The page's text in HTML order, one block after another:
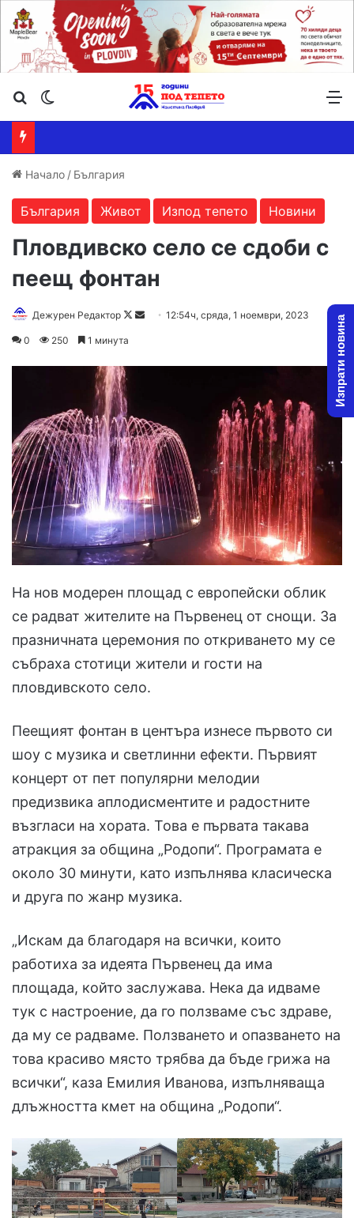
Търсене ...
Начало / България
България Живот Изпод тепето Новини
Пловдивско село се сдоби с
пеещ фонтан
Дежурен Редактор
Follow
Send12:54ч, сряда, 1 ноември, 2023
0 250 1 минута
На нов модерен площад с европейски облик
се радват жителите на Първенец от снощи. За
празничната церемония по откриването му се
събраха стотици жители и гости на
пловдивското село.
Пеещият фонтан в центъра изнесе първото си
шоу с музика и светлинни ефекти. Първият
концерт от пет популярни мелодии
предизвика аплодисментите и радостните
възгласи на хората. Това е първата такава
атракция за община „Родопи“. Програмата е
около 30 минути, като изпълнява класическа
и друга по жанр музика.
„Искам да благодаря на всички, които
работиха за идеята Първенец да има
площада, който заслужава. Нека да идваме
тук с настроение, да го ползваме със здраве,
да му се радваме. Ползването и опазването на
това красиво място трябва да бъде грижа на
всички“, каза Емилия Иванова, изпълняваща
длъжността кмет на община „Родопи“.
Изпрати новина